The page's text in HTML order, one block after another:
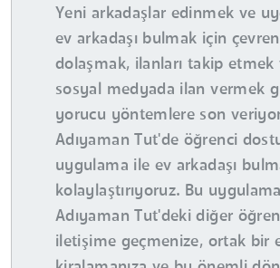
Yeni arkadaşlar edinmek ve
ev arkadaşı bulmak için
dolaşmak, ilanları takip etmek
sosyal medyada ilan vermek
yorucu yöntemlere son
Adıyaman Tut'de öğrenci
uygulama ile ev arkadaşı
kolaylaştırıyoruz. Bu
Adıyaman Tut'deki diğer
iletişime geçmenize, ortak bir